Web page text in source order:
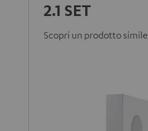
2.1 SET
Scopri un prodotto simile